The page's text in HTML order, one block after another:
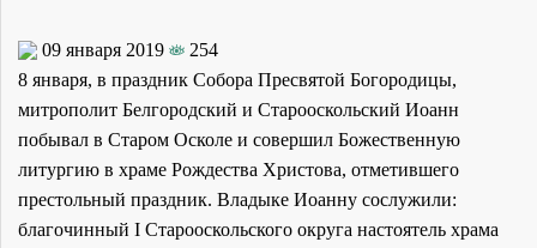
09 января 2019
254
8 января, в праздник Собора Пресвятой Богородицы,
митрополит Белгородский и Старооскольский Иоанн
побывал в Старом Осколе и совершил Божественную
литургию в храме Рождества Христова, отметившего
престольный праздник. Владыке Иоанну сослужили:
благочинный I Старооскольского округа настоятель храма